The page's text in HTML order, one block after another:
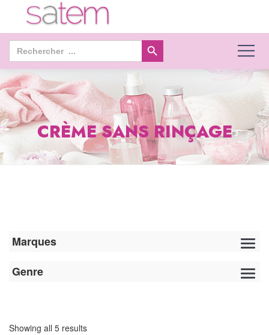
Search
for:
Search Button
CRÈME SANS RINÇAGE
Showing all 5 results
Marques
Genre